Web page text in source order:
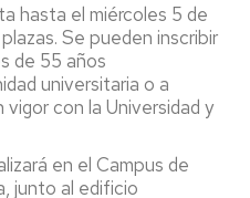
hasta el miércoles 5 de
Se pueden inscribir
de 55 años
universitaria o a
con la Universidad y
en el Campus de
junto al edificio